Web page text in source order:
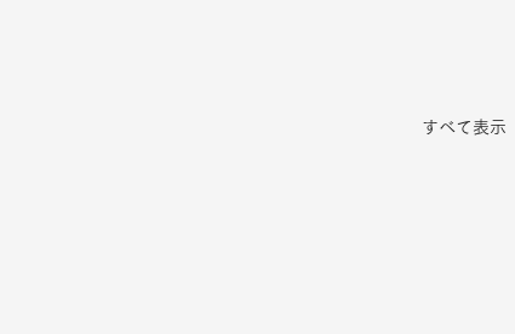
すべて表示